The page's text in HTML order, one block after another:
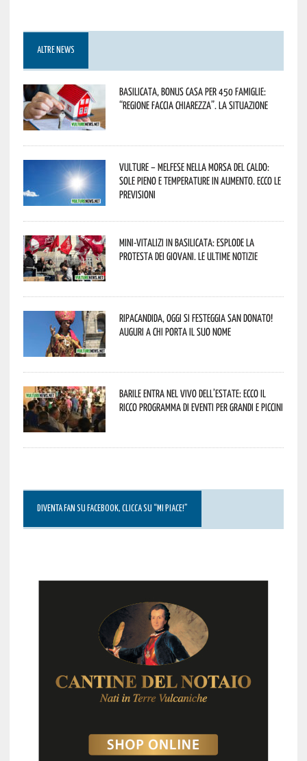
ALTRE NEWS
Basilicata, Bonus casa per 450 famiglie:
“Regione faccia chiarezza”. La situazione
Vulture – melfese nella morsa del caldo:
sole pieno e temperature in aumento. Ecco le
previsioni
Mini-vitalizi in Basilicata: esplode la
protesta dei giovani. Le ultime notizie
Ripacandida, oggi si festeggia San Donato!
Auguri a chi porta il suo nome
Barile entra nel vivo dell’estate: ecco il
ricco programma di eventi per grandi e piccini
DIVENTA FAN SU FACEBOOK, CLICCA SU “MI PIACE!”